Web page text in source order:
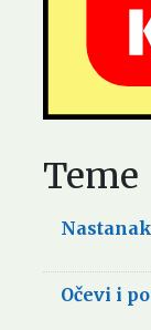
Teme
Očevi i